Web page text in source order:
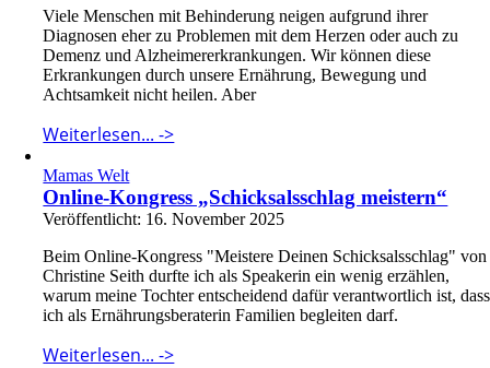
Viele Menschen mit Behinderung neigen aufgrund ihrer
Diagnosen eher zu Problemen mit dem Herzen oder auch zu
Demenz und Alzheimererkrankungen. Wir können diese
Erkrankungen durch unsere Ernährung, Bewegung und
Achtsamkeit nicht heilen. Aber
Weiterlesen... ->
Mamas Welt
Online-Kongress „Schicksalsschlag meistern“
Veröffentlicht: 16. November 2025
Beim Online-Kongress "Meistere Deinen Schicksalsschlag" von
Christine Seith durfte ich als Speakerin ein wenig erzählen,
warum meine Tochter entscheidend dafür verantwortlich ist, dass
ich als Ernährungsberaterin Familien begleiten darf.
Weiterlesen... ->